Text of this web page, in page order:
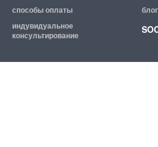
способы оплаты
индувидуальное
консультирование
блог